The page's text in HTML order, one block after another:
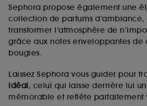
Sephora propose également une
collection de parfums
transformer l’atmosphère de
grâce aux notes enveloppantes de
bougies.
Laissez Sephora vous guider pour
idéal, celui qui laisse derrière lui
mémorable et reflète parfaitement
de vous plaire via des publicités, y
sites tiers et sur les réseaux
des pages que vous avez
navigation, et de l'historique de
d’en améliorer la performance.
Cookies de sécurisation des